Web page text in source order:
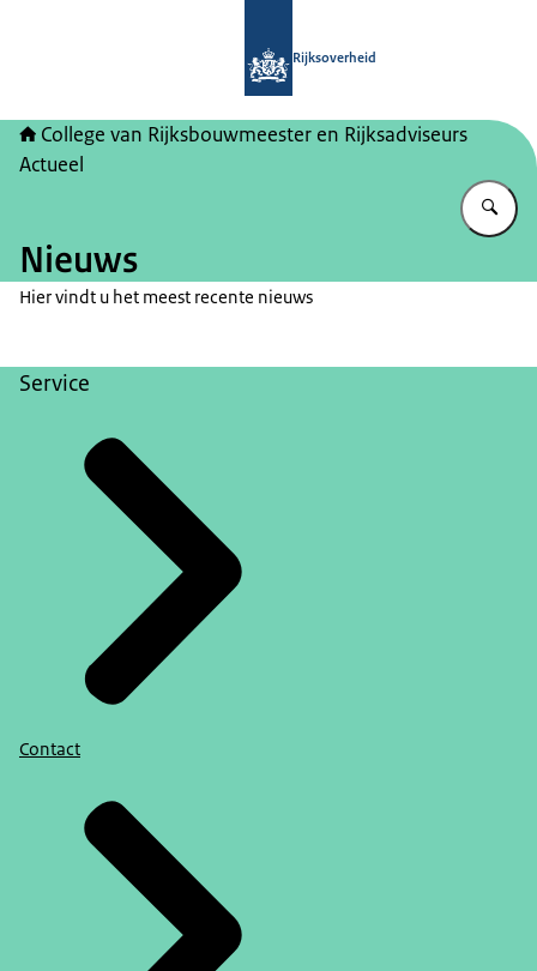
Rijksoverheid
College van Rijksbouwmeester en Rijksadviseurs
Actueel
Nieuws
Hier vindt u het meest recente nieuws
Service
Contact